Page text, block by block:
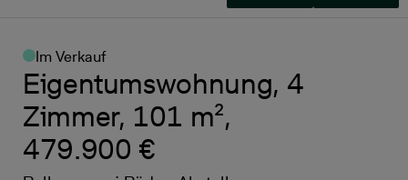
Im Verkauf
Eigentumswohnung, 4
Zimmer, 101 m²,
479.900 €